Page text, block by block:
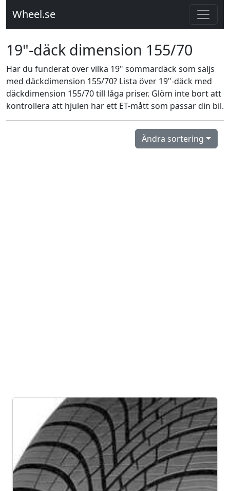
Wheel.se
19"-däck dimension 155/70
Har du funderat över vilka 19" sommardäck som säljs
med däckdimension 155/70? Lista över 19"-däck med
däckdimension 155/70 till låga priser. Glöm inte bort att
kontrollera att hjulen har ett ET-mått som passar din bil.
Ändra sortering